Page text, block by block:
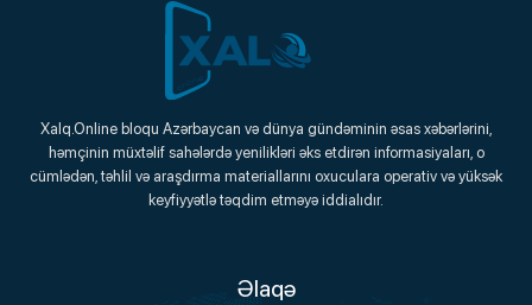
Xalq.Online
Onlayn Platforma
Xalq.Online bloqu Azərbaycan və dünya gündəminin əsas xəbərlərini,
həmçinin müxtəlif sahələrdə yenilikləri əks etdirən informasiyaları, o
cümlədən, təhlil və araşdırma materiallarını oxuculara operativ və yüksək
keyfiyyətlə təqdim etməyə iddialıdır.
Əlaqə